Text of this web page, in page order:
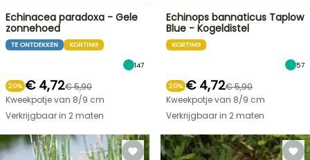
Echinacea paradoxa - Gele
zonnehoed
TE ONTDEKKEN KORTING
147
20% € 4,72€ 5,90
Kweekpotje van 8/9 cm
Verkrijgbaar in 2 maten
Echinops bannaticus Taplow
Blue - Kogeldistel
KORTING
57
20% € 4,72€ 5,90
Kweekpotje van 8/9 cm
Verkrijgbaar in 2 maten